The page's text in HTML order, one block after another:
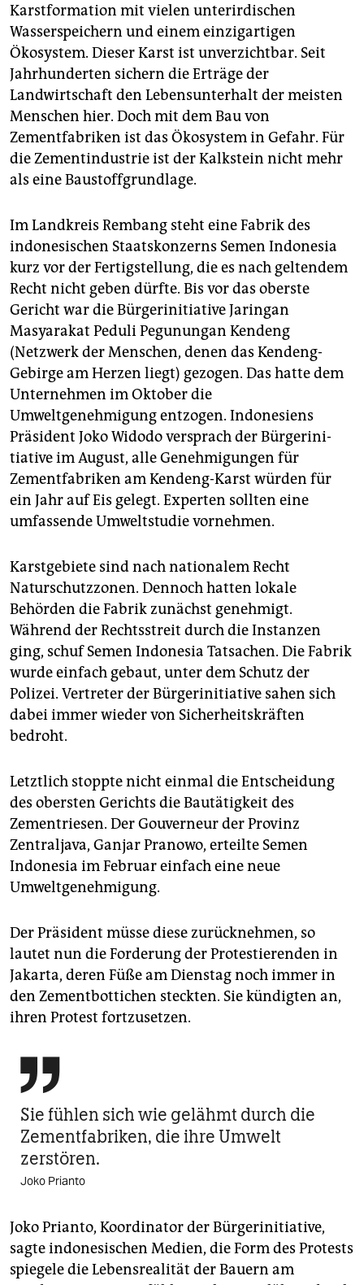
Karstformation mit vielen unterirdischen
Wasserspeichern und einem einzigartigen
Ökosystem. Dieser Karst ist unverzichtbar. Seit
Jahrhunderten sichern die Erträge der
Landwirtschaft den Lebensunterhalt der meisten
Menschen hier. Doch mit dem Bau von
Zementfabriken ist das Ökosystem in Gefahr. Für
die Zementindustrie ist der Kalkstein nicht mehr
als eine Baustoffgrundlage.
Im Landkreis Rembang steht eine Fabrik des
indonesischen Staatskonzerns Semen Indonesia
kurz vor der Fertigstellung, die es nach geltendem
Recht nicht geben dürfte. Bis vor das oberste
Gericht war die Bürgerinitiative Jaringan
Masyarakat Peduli Pegunungan Kendeng
(Netzwerk der Menschen, denen das Kendeng-
Gebirge am Herzen liegt) gezogen. Das hatte dem
Unternehmen im Oktober die
Umweltgenehmigung entzogen. Indonesiens
Präsident Joko Widodo versprach der Bürger­ini­
tiative im August, alle Genehmigungen für
Zementfabriken am Kendeng-Karst würden für
ein Jahr auf Eis gelegt. Experten sollten eine
umfassende Umweltstudie vornehmen.
Karstgebiete sind nach nationalem Recht
Naturschutzzonen. Dennoch hatten lokale
Behörden die Fabrik zunächst genehmigt.
Während der Rechtsstreit durch die Instanzen
ging, schuf Semen Indonesia Tatsachen. Die Fabrik
wurde einfach gebaut, unter dem Schutz der
Polizei. Vertreter der Bürgerinitiative sahen sich
dabei immer wieder von Sicherheitskräften
bedroht.
Letztlich stoppte nicht einmal die Entscheidung
des obersten Gerichts die Bautätigkeit des
Zementriesen. Der Gouverneur der Provinz
Zentraljava, Ganjar Pranowo, erteilte Semen
Indonesia im Februar einfach eine neue
Umweltgenehmigung.
Der Präsident müsse diese zurücknehmen, so
lautet nun die Forderung der Protestierenden in
Jakarta, deren Füße am Dienstag noch immer in
den Zementbottichen steckten. Sie kündigten an,
ihren Protest fortzusetzen.

Sie fühlen sich wie gelähmt durch die
Zementfabriken, die ihre Umwelt
zerstören.
Joko Prianto
Joko Prianto, Koordinator der Bürgerinitiative,
sagte indonesischen Medien, die Form des Protests
spiegele die Lebensrealität der Bauern am